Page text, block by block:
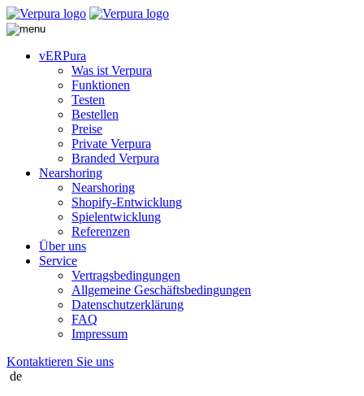
vERPura
Was ist Verpura
Funktionen
Testen
Bestellen
Preise
Private Verpura
Branded Verpura
Nearshoring
Nearshoring
Shopify-Entwicklung
Spielentwicklung
Referenzen
Über uns
Service
Vertragsbedingungen
Allgemeine Geschäftsbedingungen
Datenschutzerklärung
FAQ
Impressum
Kontaktieren Sie uns
de